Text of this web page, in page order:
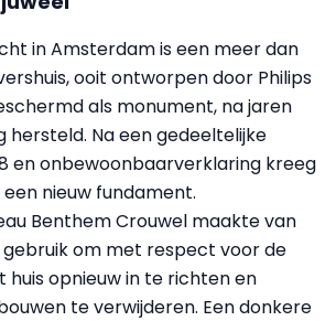
in Amsterdam is een meer dan
ooit ontworpen door Philips
als monument, na jaren
hersteld. Na een gedeeltelijke
en onbewoonbaarverklaring kreeg
een nieuw fundament.
Benthem Crouwel maakte van
gebruik om met respect voor de
huis opnieuw in te richten en
te verwijderen. Een donkere